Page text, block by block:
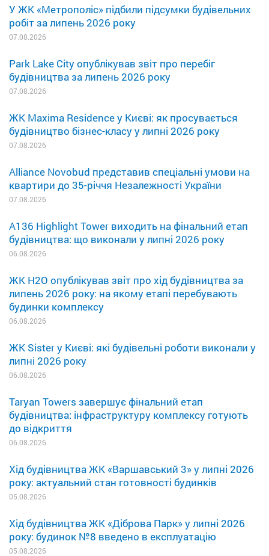
У ЖК «Метрополіс» підбили підсумки будівельних
робіт за липень 2026 року
07.08.2026
Park Lake City опублікував звіт про перебіг
будівництва за липень 2026 року
07.08.2026
ЖК Maxima Residence у Києві: як просувається
будівництво бізнес-класу у липні 2026 року
07.08.2026
Alliance Novobud представив спеціальні умови на
квартири до 35-річчя Незалежності України
07.08.2026
A136 Highlight Tower виходить на фінальний етап
будівництва: що виконали у липні 2026 року
06.08.2026
ЖК H2O опублікував звіт про хід будівництва за
липень 2026 року: на якому етапі перебувають
будинки комплексу
06.08.2026
ЖК Sister у Києві: які будівельні роботи виконали у
липні 2026 року
06.08.2026
Taryan Towers завершує фінальний етап
будівництва: інфраструктуру комплексу готують
до відкриття
06.08.2026
Хід будівництва ЖК «Варшавський 3» у липні 2026
року: актуальний стан готовності будинків
05.08.2026
Хід будівництва ЖК «Діброва Парк» у липні 2026
року: будинок №8 введено в експлуатацію
05.08.2026